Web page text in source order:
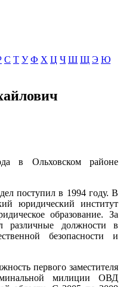
С Т У Ф Х Ц Ч Ш Щ Э Ю
в Ольховском районе
поступил в 1994 году. В
юридический институт
образование. За
должности в
безопасности и
первого заместителя
милиции ОВД